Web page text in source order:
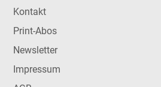
Kontakt
Print-Abos
Newsletter
Impressum